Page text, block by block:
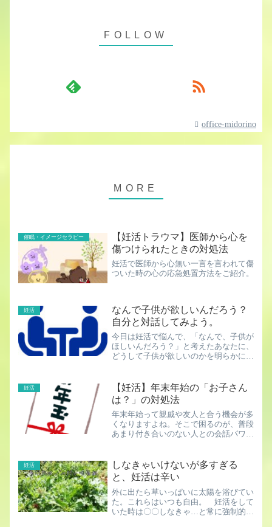
office-midorino
催眠・イメージセラピー
【妊活トラウマ】医師から心を
傷つけられたときの対処法
妊活で医師から心無い一言を言われて傷
ついた時の心の応急処置方法をご紹介。
妊活
なんで子供が欲しいんだろう？
自分と対話してみよう。
今日は妊活で悩んで、「なんで、子供が
ほしいんだろう？」と考えたあなたに、
どうして子供が欲しいのかを明らかにす
理由を書き出す最初の理由 最初に子供
が欲しい理由は何でしょう...
妊活
【妊活】年末年始の「お子さん
は？」の対処法
年末年始って親戚や友人と合う機会が多
くなりますよね。そこで困るのが、普段
あまり付き合いのない人との会話パワー
い。でも、でも、このワード、辛いです
よね。だって、妊活民は「欲...
妊活
しなきゃいけないが多すぎる
と、妊活は辛い
外に出たら草いっぱいに太陽を浴びてい
た。これらはいつも自由。 妊活をして
いた時は〇〇しなきゃ…と常に強制的な